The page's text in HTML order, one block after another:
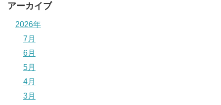
アーカイブ
2026年
7月
6月
5月
4月
3月